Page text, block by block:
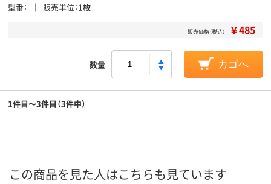
型番 販売単位 1枚
販売価格（税込） ￥485
数量 カゴへ
1件目～3件目（3件中）
この商品を見た人はこちらも見ています